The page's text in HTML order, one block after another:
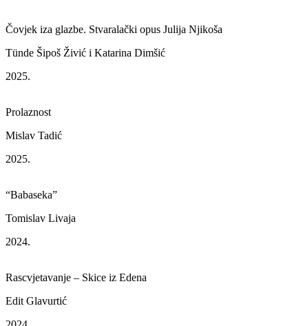
Čovjek iza glazbe. Stvaralački opus Julija Njikoša
Tünde Šipoš Živić i Katarina Dimšić
2025.
Prolaznost
Mislav Tadić
2025.
“Babaseka”
Tomislav Livaja
2024.
Rascvjetavanje – Skice iz Edena
Edit Glavurtić